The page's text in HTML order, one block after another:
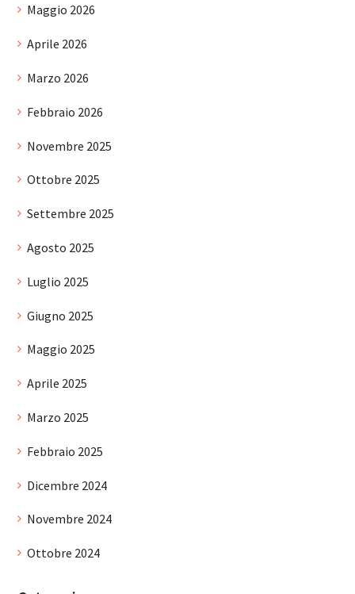
Maggio 2026
Aprile 2026
Marzo 2026
Febbraio 2026
Novembre 2025
Ottobre 2025
Settembre 2025
Agosto 2025
Luglio 2025
Giugno 2025
Maggio 2025
Aprile 2025
Marzo 2025
Febbraio 2025
Dicembre 2024
Novembre 2024
Ottobre 2024